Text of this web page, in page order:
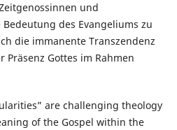
und
des Evangeliums zu
die immanente Transzendenz
Gottes im Rahmen
are challenging theology
of the Gospel within the